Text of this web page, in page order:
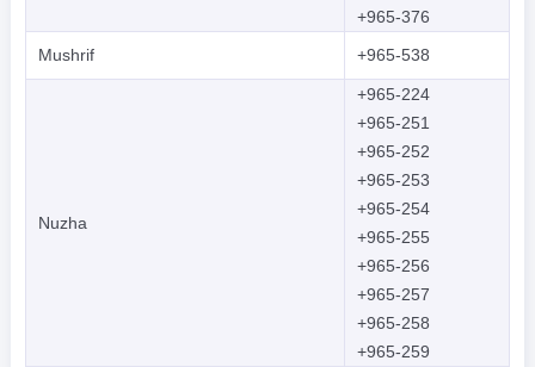
+965-376
Mushrif
+965-538
Nuzha
+965-224
+965-251
+965-252
+965-253
+965-254
+965-255
+965-256
+965-257
+965-258
+965-259